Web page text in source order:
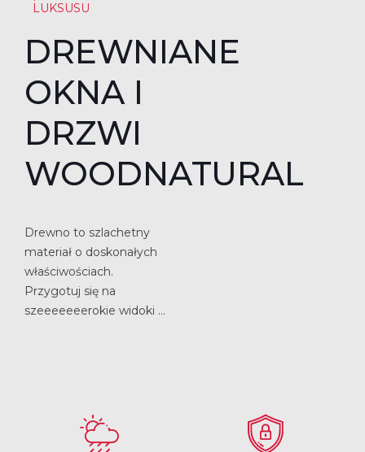
LUKSUSU
DREWNIANE
OKNA I
DRZWI
WOODNATURAL
Drewno to szlachetny
materiał o doskonałych
właściwościach.
Przygotuj się na
szeeeeeeerokie widoki …